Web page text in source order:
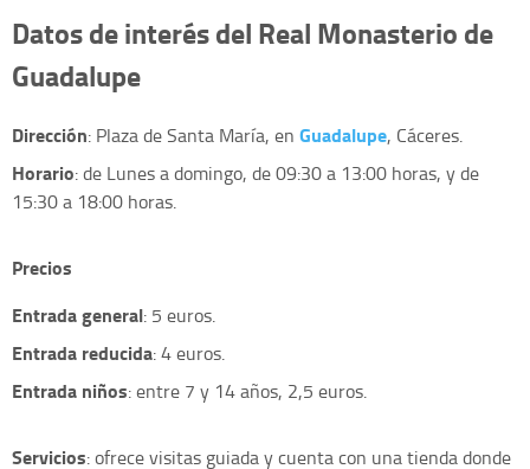
Datos de interés del Real Monasterio de
Guadalupe
Dirección: Plaza de Santa María, en Guadalupe, Cáceres.
Horario: de Lunes a domingo, de 09:30 a 13:00 horas, y de
15:30 a 18:00 horas.
Precios
Entrada general: 5 euros.
Entrada reducida: 4 euros.
Entrada niños: entre 7 y 14 años, 2,5 euros.
Servicios: ofrece visitas guiada y cuenta con una tienda donde